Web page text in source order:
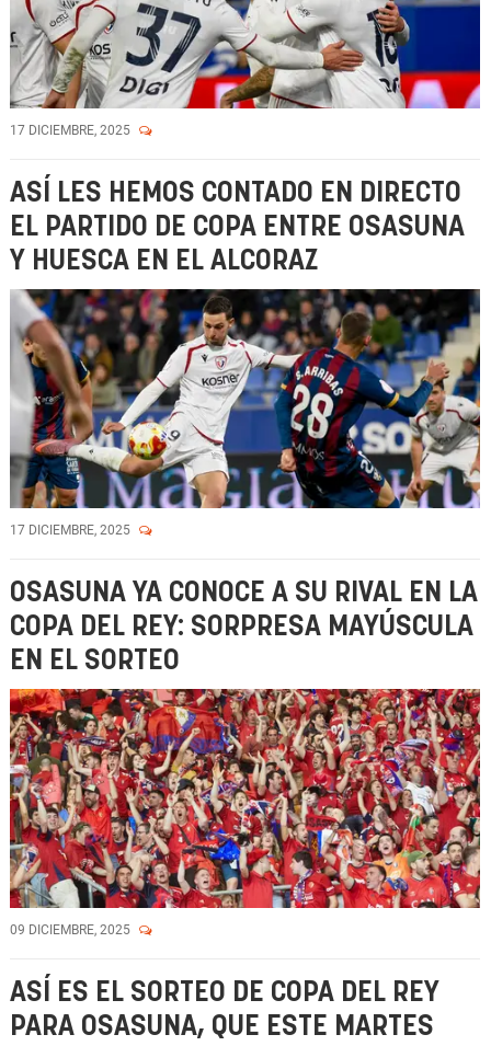
17 DICIEMBRE, 2025
ASÍ LES HEMOS CONTADO EN DIRECTO
EL PARTIDO DE COPA ENTRE OSASUNA
Y HUESCA EN EL ALCORAZ
17 DICIEMBRE, 2025
OSASUNA YA CONOCE A SU RIVAL EN LA
COPA DEL REY: SORPRESA MAYÚSCULA
EN EL SORTEO
09 DICIEMBRE, 2025
ASÍ ES EL SORTEO DE COPA DEL REY
PARA OSASUNA, QUE ESTE MARTES